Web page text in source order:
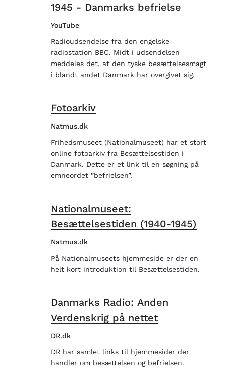
1945 - Danmarks befrielse
YouTube
Radioudsendelse fra den engelske
radiostation BBC. Midt i udsendelsen
meddeles det, at den tyske besættelsesmagt
i blandt andet Danmark har overgivet sig.
Fotoarkiv
Natmus.dk
Frihedsmuseet (Nationalmuseet) har et stort
online fotoarkiv fra Besættelsestiden i
Danmark. Dette er et link til en søgning på
emneordet ”befrielsen”.
Nationalmuseet:
Besættelsestiden (1940-1945)
Natmus.dk
På Nationalmuseets hjemmeside er der en
helt kort introduktion til Besættelsestiden.
Danmarks Radio: Anden
Verdenskrig på nettet
DR.dk
DR har samlet links til hjemmesider der
handler om besættelsen og befrielsen.